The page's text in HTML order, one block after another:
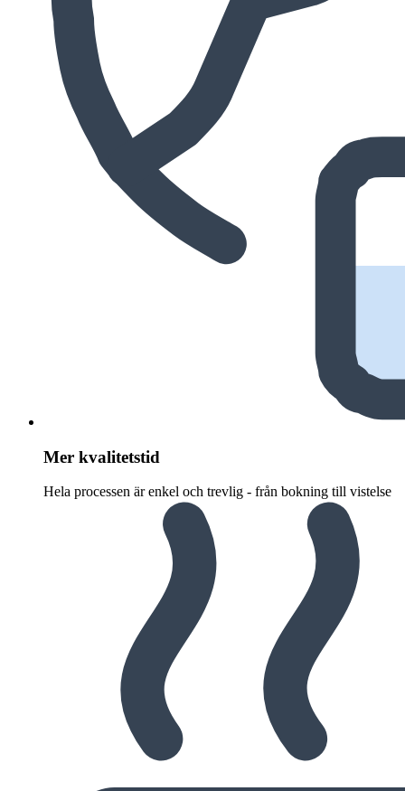
Mer kvalitetstid
Hela processen är enkel och trevlig - från bokning till vistelse